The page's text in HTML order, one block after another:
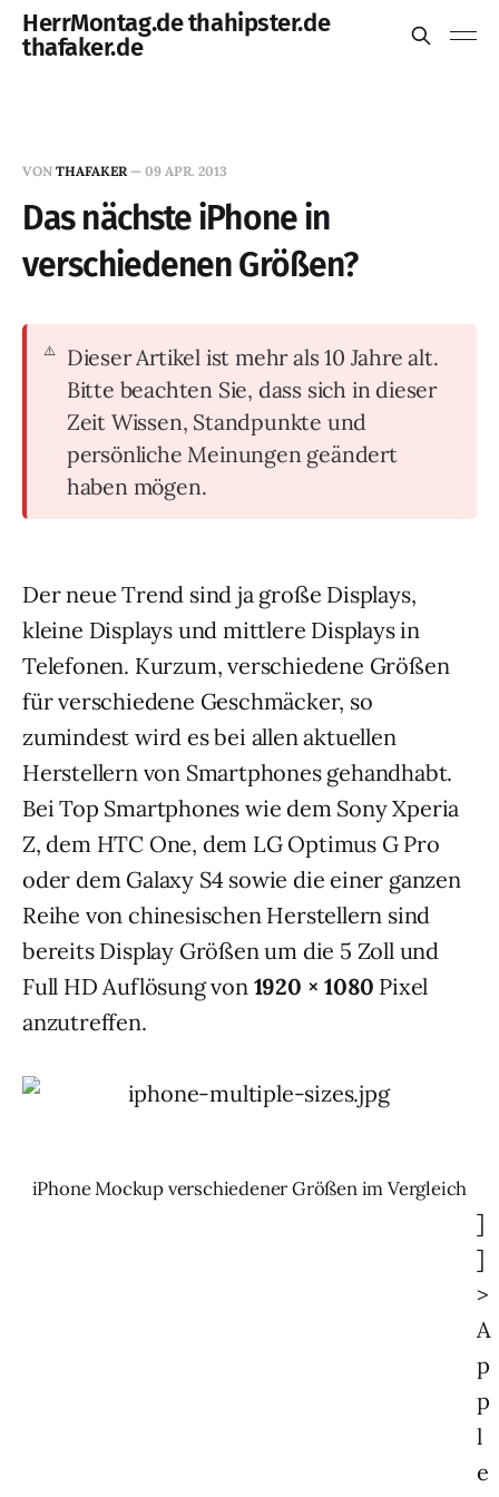
HerrMontag.de thahipster.de
thafaker.de
VON THAFAKER — 09 APR. 2013
Das nächste iPhone in
verschiedenen Größen?
Dieser Artikel ist mehr als 10 Jahre alt.
Bitte beachten Sie, dass sich in dieser
Zeit Wissen, Standpunkte und
persönliche Meinungen geändert
haben mögen.
Der neue Trend sind ja große Displays,
kleine Displays und mittlere Displays in
Telefonen. Kurzum, verschiedene Größen
für verschiedene Geschmäcker, so
zumindest wird es bei allen aktuellen
Herstellern von Smartphones gehandhabt.
Bei Top Smartphones wie dem Sony Xperia
Z, dem HTC One, dem LG Optimus G Pro
oder dem Galaxy S4 sowie die einer ganzen
Reihe von chinesischen Herstellern sind
bereits Display Größen um die 5 Zoll und
Full HD Auflösung von 1920 × 1080 Pixel
anzutreffen.
iPhone Mockup verschiedener Größen im Vergleich
]
]
>
A
p
p
l
e